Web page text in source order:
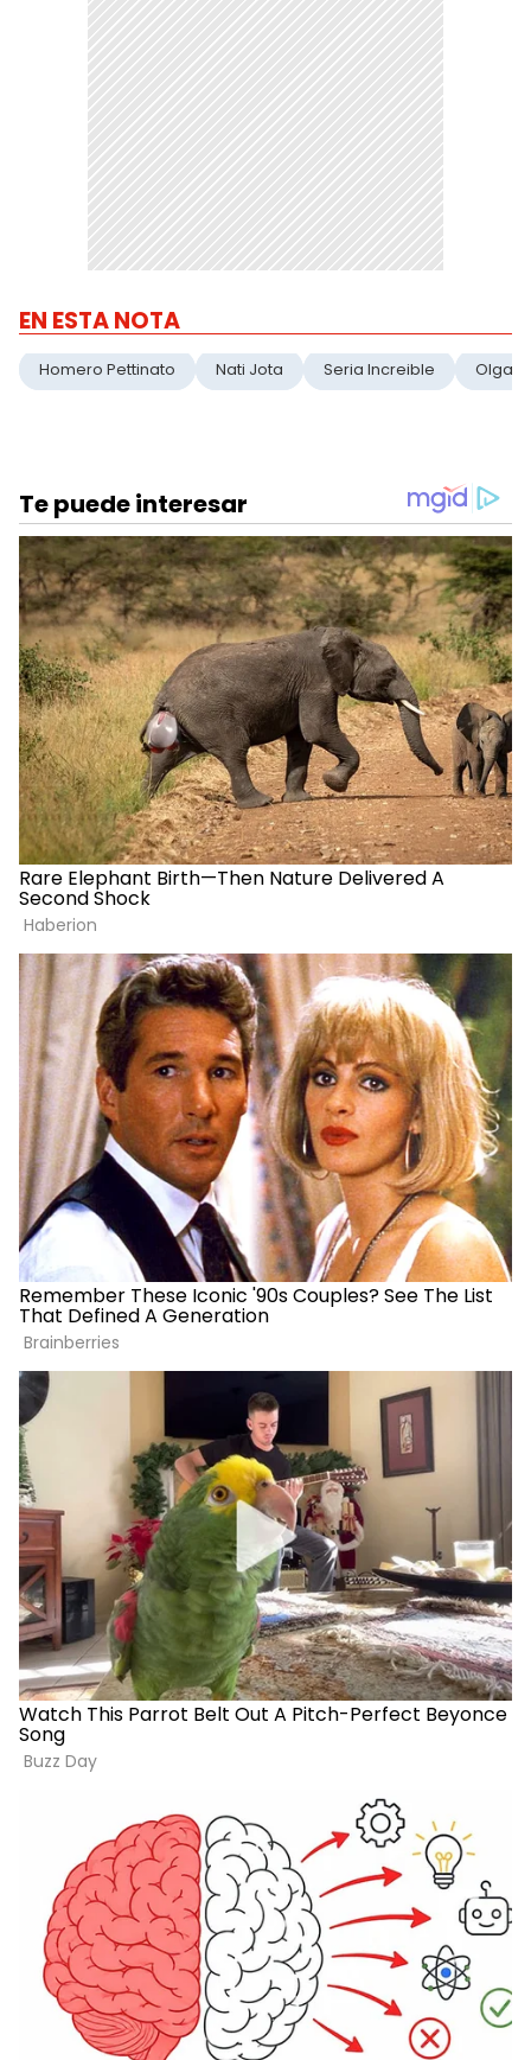
EN ESTA NOTA
Homero Pettinato Nati Jota Seria Increible Olga